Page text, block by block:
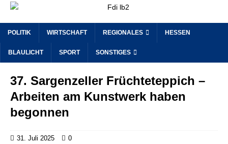
POLITIK WIRTSCHAFT REGIONALES HESSEN
BLAULICHT SPORT SONSTIGES
37. Sargenzeller Früchteteppich –
Arbeiten am Kunstwerk haben
begonnen
31. Juli 2025 0